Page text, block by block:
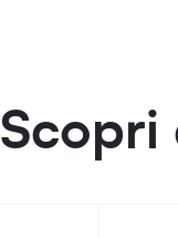
Scopri